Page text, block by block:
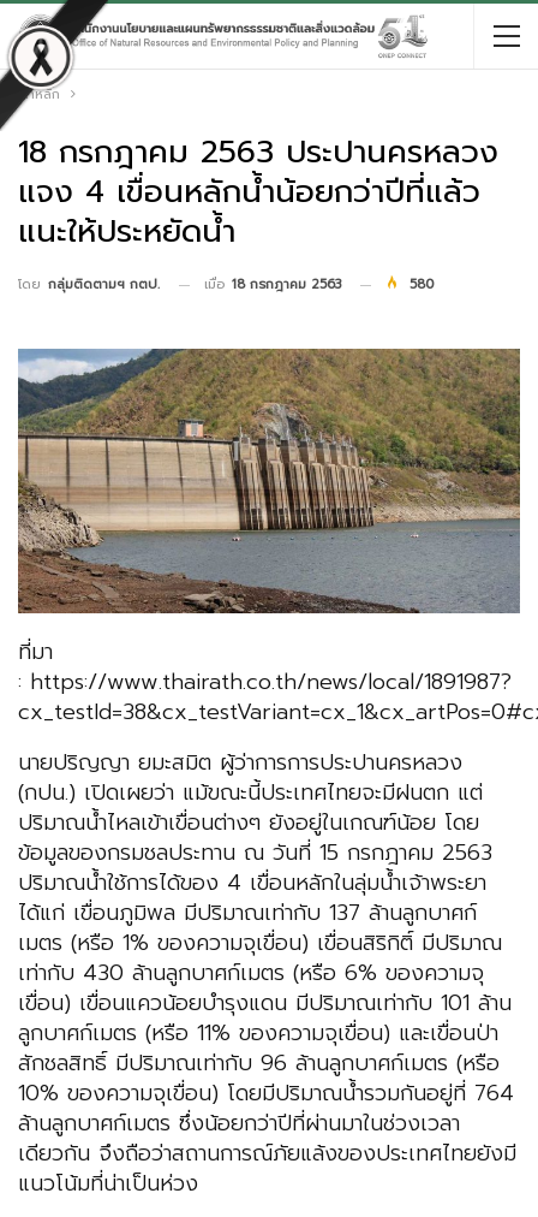
หน้าหลัก
18 กรกฎาคม 2563 ประปานครหลวง
แจง 4 เขื่อนหลักน้ำน้อยกว่าปีที่แล้ว
แนะให้ประหยัดน้ำ
โดย กลุ่มติดตามฯ กตป. เมื่อ 18 กรกฎาคม 2563 580
ที่มา
: https://www.thairath.co.th/news/local/1891987?
นายปริญญา ยมะสมิต ผู้ว่าการการประปานครหลวง
(กปน.) เปิดเผยว่า แม้ขณะนี้ประเทศไทยจะมีฝนตก แต่
ปริมาณน้ำไหลเข้าเขื่อนต่างๆ ยังอยู่ในเกณฑ์น้อย โดย
ข้อมูลของกรมชลประทาน ณ วันที่ 15 กรกฎาคม 2563
ปริมาณน้ำใช้การได้ของ 4 เขื่อนหลักในลุ่มน้ำเจ้าพระยา
ได้แก่ เขื่อนภูมิพล มีปริมาณเท่ากับ 137 ล้านลูกบาศก์
เมตร (หรือ 1% ของความจุเขื่อน) เขื่อนสิริกิติ์ มีปริมาณ
เท่ากับ 430 ล้านลูกบาศก์เมตร (หรือ 6% ของความจุ
เขื่อน) เขื่อนแควน้อยบำรุงแดน มีปริมาณเท่ากับ 101 ล้าน
ลูกบาศก์เมตร (หรือ 11% ของความจุเขื่อน) และเขื่อนป่า
สักชลสิทธิ์ มีปริมาณเท่ากับ 96 ล้านลูกบาศก์เมตร (หรือ
10% ของความจุเขื่อน) โดยมีปริมาณน้ำรวมกันอยู่ที่ 764
ล้านลูกบาศก์เมตร ซึ่งน้อยกว่าปีที่ผ่านมาในช่วงเวลา
เดียวกัน จึงถือว่าสถานการณ์ภัยแล้งของประเทศไทยยังมี
แนวโน้มที่น่าเป็นห่วง